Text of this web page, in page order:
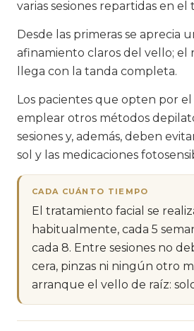
varias sesiones repartidas en el
Desde las primeras se aprecia
afinamiento claros del vello; el
llega con la tanda completa.
Los pacientes que opten por
emplear otros métodos
sesiones y, además, deben
sol y las medicaciones
CADA CUÁNTO TIEMPO
El tratamiento facial se
habitualmente, cada 5
cada 8. Entre sesiones no
cera, pinzas ni ningún otro
arranque el vello de raíz: